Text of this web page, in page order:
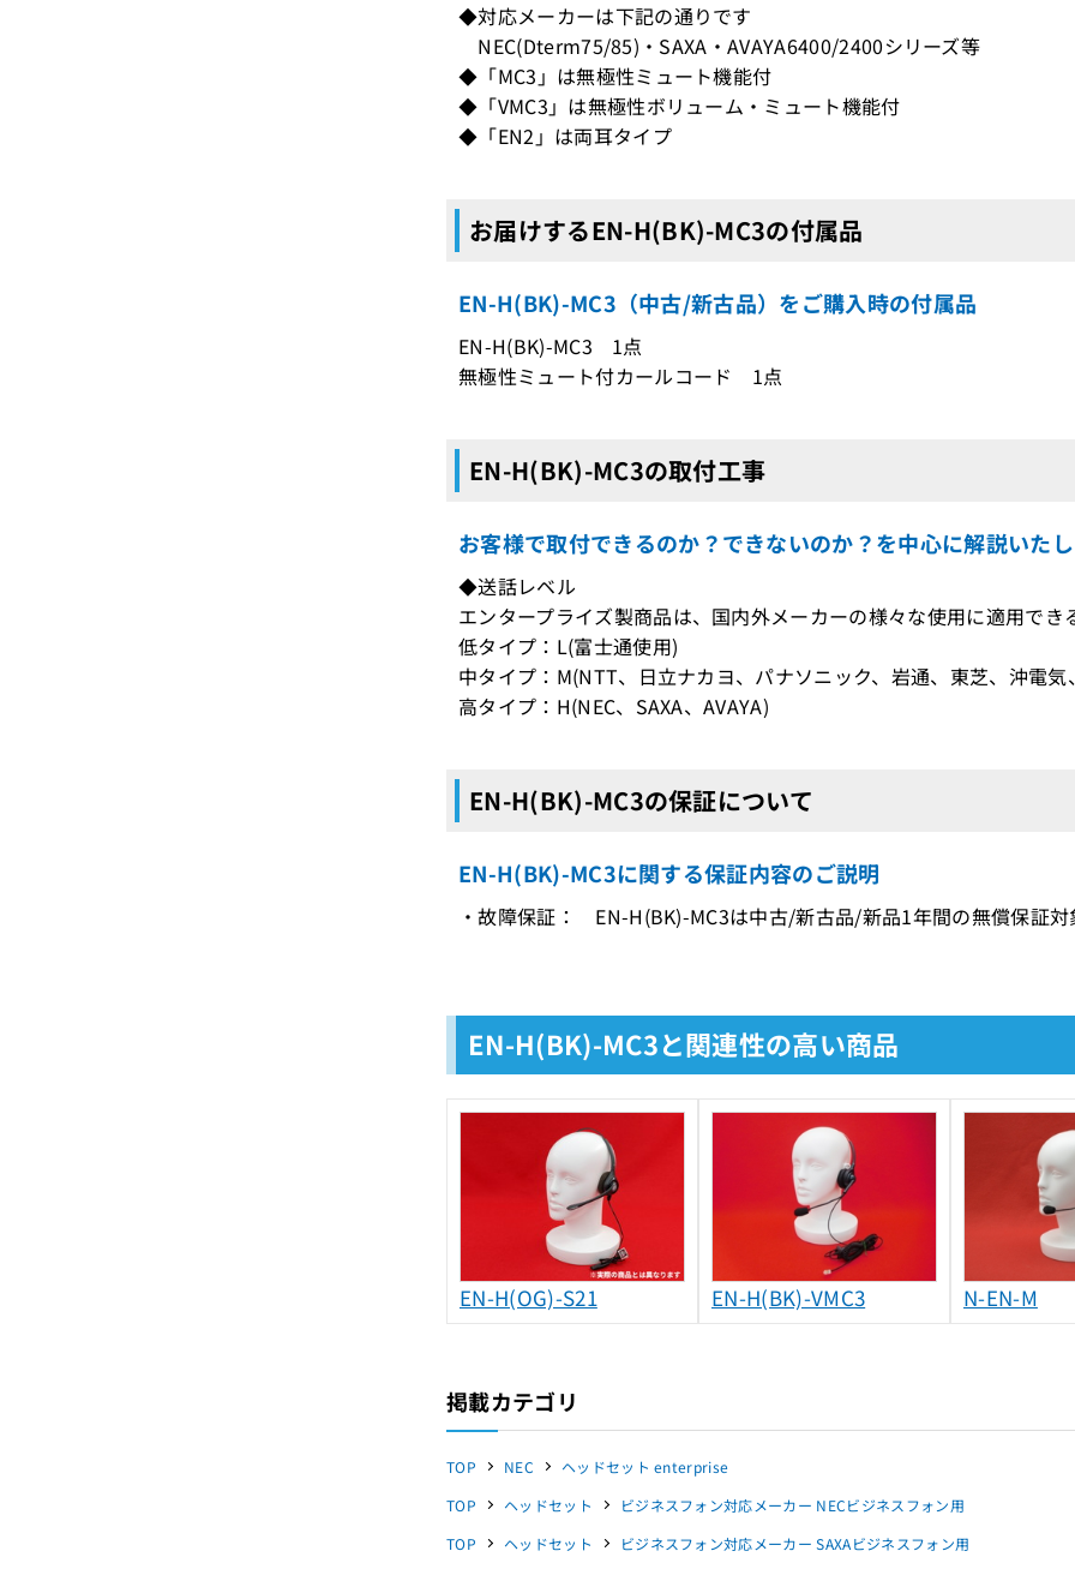
◆対応メーカーは下記の通りです
NEC(Dterm75/85)・SAXA・AVAYA6400/2400シリーズ等
◆「MC3」は無極性ミュート機能付
◆「VMC3」は無極性ボリューム・ミュート機能付
◆「EN2」は両耳タイプ
お届けするEN-H(BK)-MC3の付属品
EN-H(BK)-MC3（中古/新古品）をご購入時の付属品
EN-H(BK)-MC3 1点
無極性ミュート付カールコード 1点
EN-H(BK)-MC3の取付工事
お客様で取付できるのか？できないのか？を中心に解説いた
◆送話レベル
エンタープライズ製商品は、国内外メーカーの様々な使用に適用で
低タイプ：L(富士通使用)
中タイプ：M(NTT、日立ナカヨ、パナソニック、岩通、東芝、沖電気
高タイプ：H(NEC、SAXA、AVAYA)
EN-H(BK)-MC3の保証について
EN-H(BK)-MC3に関する保証内容のご説明
・故障保証： EN-H(BK)-MC3は中古/新古品/新品1年間の無償保証対
EN-H(BK)-MC3と関連性の高い商品
EN-H(OG)-S21 EN-H(BK)-VMC3 N-EN-M
掲載カテゴリ
TOP NEC
ヘッドセット enterprise
TOP
ヘッドセット
ビジネスフォン対応メーカー NECビジネスフォン用
TOP
ヘッドセット
ビジネスフォン対応メーカー SAXAビジネスフォン用